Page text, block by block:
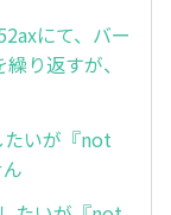
にて、バー
り返すが、
いが『not